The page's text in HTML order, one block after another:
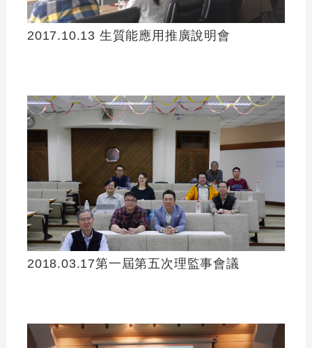
2017.10.13 生質能應用推廣說明會
2018.03.17第一屆第五次理監事會議